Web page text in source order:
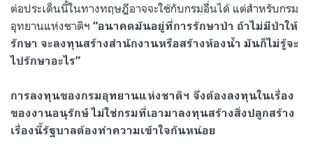
ต่อประเด็นนี้ในทางทฤษฎีอาจจะใช้กับกรมอื่นได้ แต่สำหรับกรม
อุทยานแห่งชาติฯ “อนาคตมันอยู่ที่การรักษาป่า ถ้าไม่มีป่าให้
รักษา จะลงทุนสร้างสำนักงานหรือสร้างห้องน้ำ มันก็ไม่รู้จะ
ไปรักษาอะไร”
การลงทุนของกรมอุทยานแห่งชาติฯ จึงต้องลงทุนในเรื่อง
ของงานอนุรักษ์ ไม่ใช่กรมที่เอามาลงทุนสร้างสิ่งปลูกสร้าง
เรื่องนี้รัฐบาลต้องทำความเข้าใจกันหน่อย